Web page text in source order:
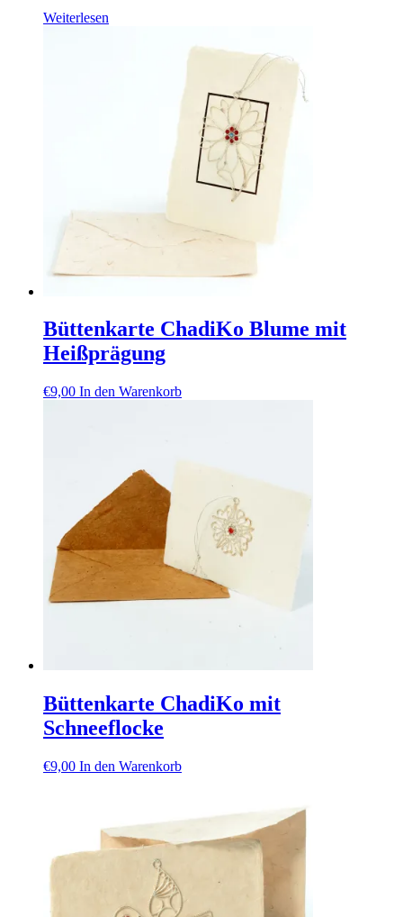
Weiterlesen
Büttenkarte ChadiKo Blume mit
Heißprägung
€9,00 In den Warenkorb
Büttenkarte ChadiKo mit
Schneeflocke
€9,00 In den Warenkorb